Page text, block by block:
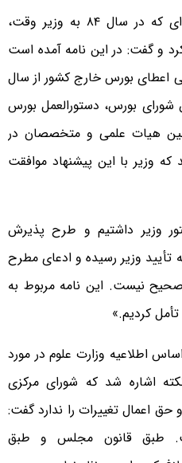
مسلمی نائینی در ادامه به نامه‌ای که در سال ۸۴ به وزیر وقت،
و گفت: در این نامه آمده است
بورس خارج کشور از سال
شورای بورس، دستورالعمل بورس
هیات علمی و متخصصان در
وزیر با این پیشنهاد موافقت
وزیر داشتیم و طرح پذیرش
وزیر رسیده و ادعای مطرح
نیست. این نامه مربوط به
اطلاعیه وزارت علوم در مورد
اشاره شد که شورای مرکزی
اعمال تغییرات را ندارد گفت:
طبق قانون مجلس و طبق